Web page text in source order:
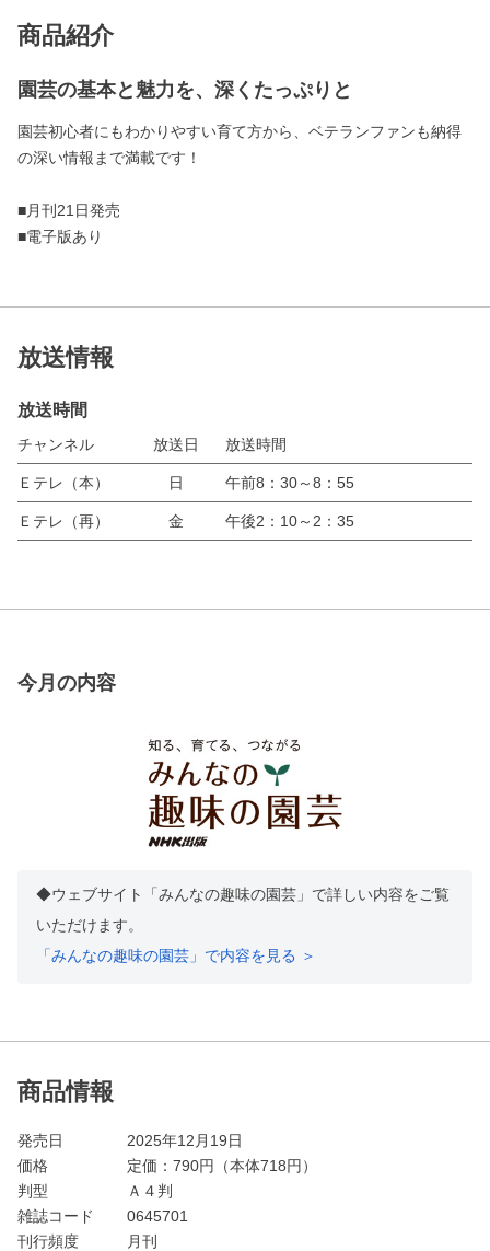
商品紹介
園芸の基本と魅力を、深くたっぷりと
園芸初心者にもわかりやすい育て方から、ベテランファンも納得
の深い情報まで満載です！
■月刊21日発売
■電子版あり
放送情報
放送時間
チャンネル 放送日 放送時間
Ｅテレ（本） 日 午前8：30～8：55
Ｅテレ（再） 金 午後2：10～2：35
今月の内容
◆ウェブサイト「みんなの趣味の園芸」で詳しい内容をご覧
いただけます。
「みんなの趣味の園芸」で内容を見る ＞
商品情報
発売日
2025年12月19日
価格
定価： 790円（本体718円）
判型
Ａ４判
雑誌コード
0645701
刊行頻度
月刊